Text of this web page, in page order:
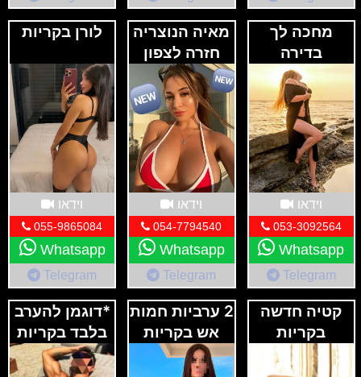
מחכה לך
בדירה
דיסקרטית
בחיפה
וידאו
053-3092564
Whatsapp
Telegram
מאיה הנוצריה
חזרה לצפון
וידאו
054-7794540
Whatsapp
Telegram
לורן בקריות
וידאו
055-9865084
Whatsapp
Telegram
קטיה חדשה
בקריות
2 ערביות חמות
אש בקריות
*דוגמן להערב
בלבד בקריות
!*